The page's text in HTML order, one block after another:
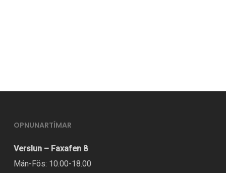
OPNUNARTÍMAR
Verslun – Faxafen 8
Mán-Fös: 10.00-18.00